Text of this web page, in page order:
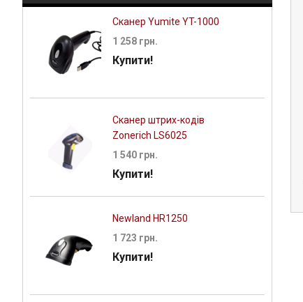
Сканер Yumite YT-1000
1 258 грн.
Купити!
Сканер штрих-кодів
Zonerich LS6025
1 540 грн.
Купити!
Newland HR1250
1 723 грн.
Купити!
Високопродуктивний принтер
TSC TX210